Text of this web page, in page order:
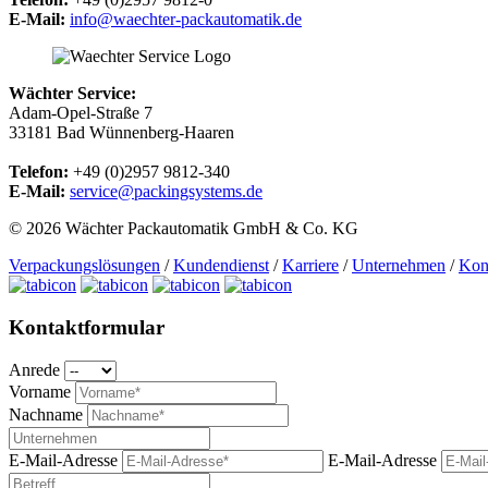
E-Mail: info@waechter-packautomatik.de
Wächter Service:
Adam-Opel-Straße 7
33181 Bad Wünnenberg-Haaren
Telefon: +49 (0)2957 9812-340
E-Mail: service@packingsystems.de
© 2026 Wächter Packautomatik GmbH & Co. KG
Verpackungslösungen /Kundendienst /Karriere /Unternehmen /
Kontaktformular
Anrede
Vorname
Nachname
E-Mail-Adresse E-Mail-Adresse